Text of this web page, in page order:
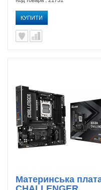
КУПИТИ
Материнська